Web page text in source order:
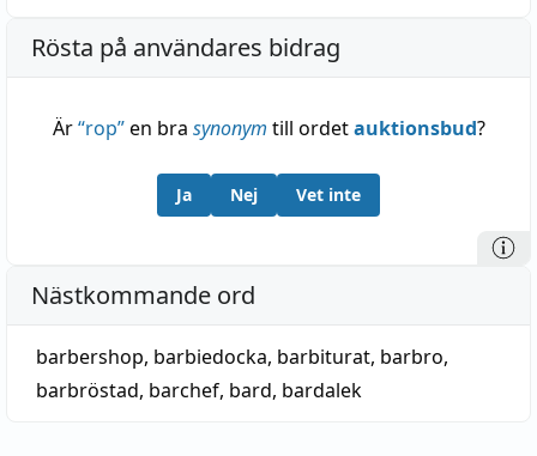
Rösta på användares bidrag
Är“rop”en bra synonym till ordetauktionsbud?
Ja Nej Vet inte
Nästkommande ord
barbershop, barbiedocka, barbiturat, barbro,
barbröstad, barchef, bard, bardalek